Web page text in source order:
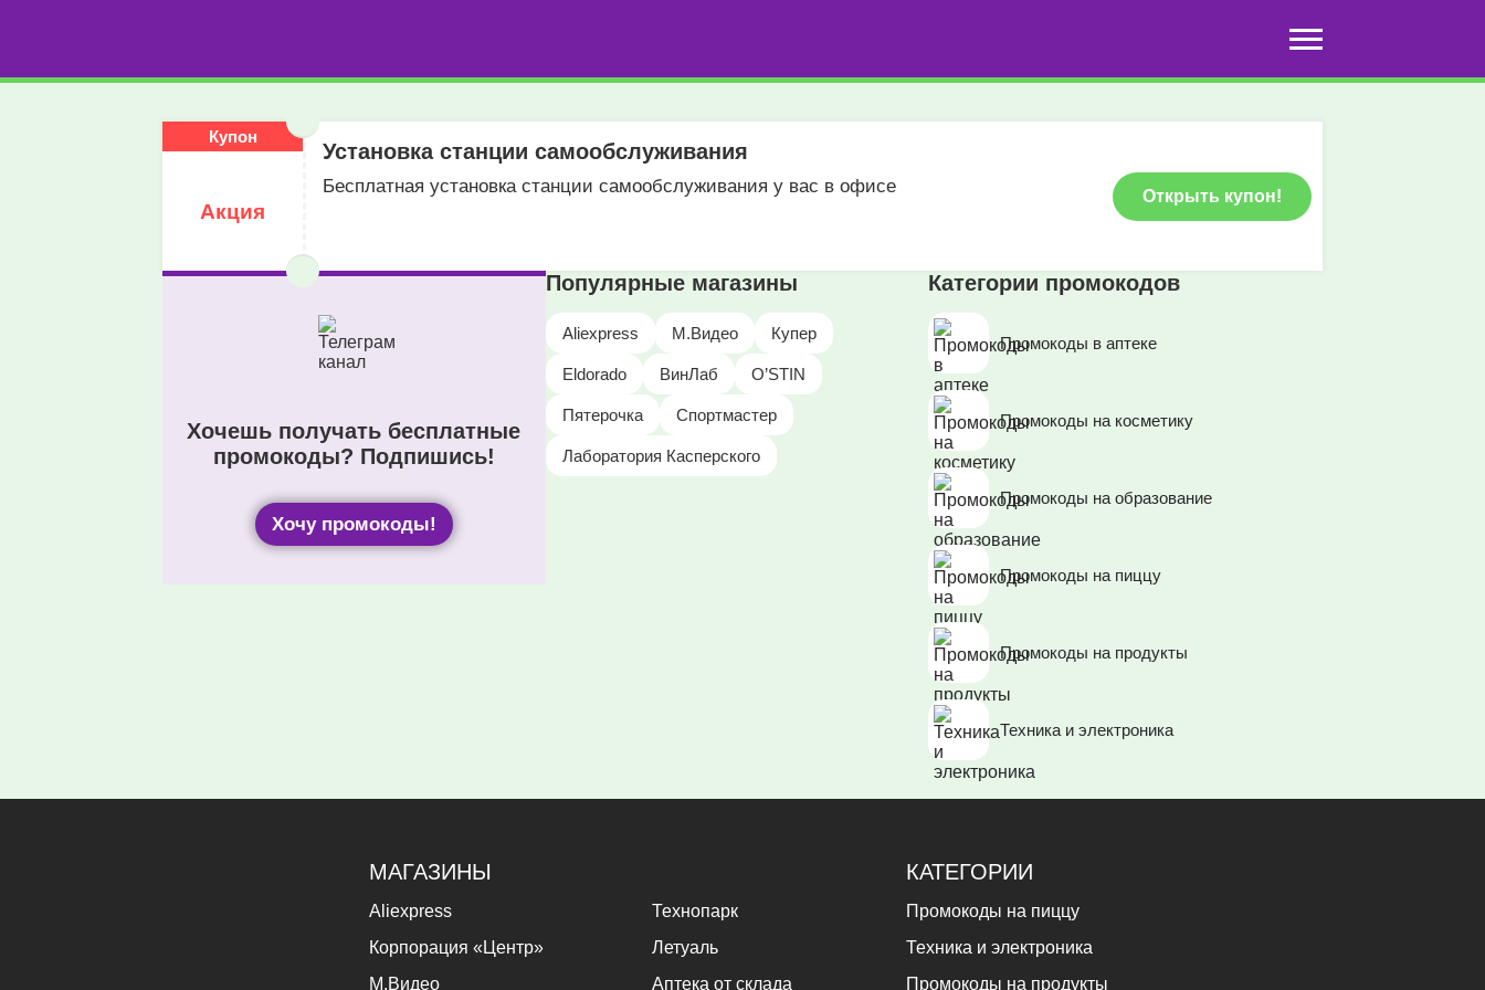
Купон
Акция
Установка станции самообслуживания
Бесплатная установка станции самообслуживания у вас в офисе Открыть купон!
Хочешь получать бесплатные
промокоды? Подпишись!
Хочу промокоды!
Популярные магазины
Aliexpress М.Видео Купер
Eldorado ВинЛаб O’STIN
Пятерочка Спортмастер
Лаборатория Касперского
Категории промокодов
Промокоды в аптеке
Промокоды на косметику
Промокоды на образование
Промокоды на пиццу
Промокоды на продукты
Техника и электроника
МАГАЗИНЫ
Aliexpress
Технопарк
Корпорация «Центр»
Летуаль
М.Видео
Аптека от склада
КАТЕГОРИИ
Промокоды на пиццу
Техника и электроника
Промокоды на продукты